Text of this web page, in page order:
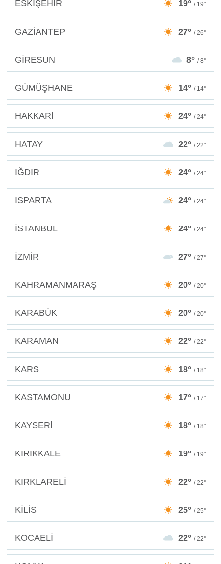
ESKİŞEHİR 19° / 19°
GAZİANTEP 27° / 26°
GİRESUN 8° / 8°
GÜMÜŞHANE 14° / 14°
HAKKARİ 24° / 24°
HATAY 22° / 22°
IĞDIR 24° / 24°
ISPARTA 24° / 24°
İSTANBUL 24° / 24°
İZMİR 27° / 27°
KAHRAMANMARAŞ 20° / 20°
KARABÜK 20° / 20°
KARAMAN 22° / 22°
KARS 18° / 18°
KASTAMONU 17° / 17°
KAYSERİ 18° / 18°
KIRIKKALE 19° / 19°
KIRKLARELİ 22° / 22°
KİLİS 25° / 25°
KOCAELİ 22° / 22°